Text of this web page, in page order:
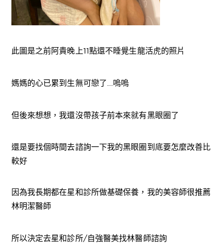
此圖是之前阿貴晚上11點還不睡覺生龍活虎的照片
媽媽的心已累到生無可戀了...嗚嗚
但後來想想，我還沒帶孩子前本來就有黑眼圈了
還是要找個時間去諮詢一下我的黑眼圈到底要怎麼改善比
較好
因為我長期都在星和診所做基礎保養，我的美容師很推薦
林明潔醫師
所以決定去星和診所/自強醫美找林醫師諮詢